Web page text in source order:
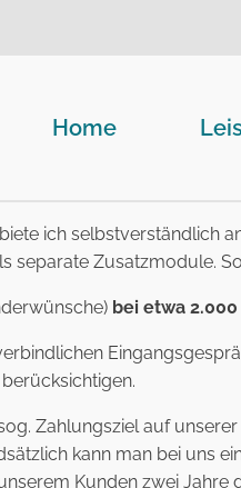
Home
ich selbstverständlich
separate Zusatzmodule.
bei etwa
Zahlungsziel auf
kann man bei uns
Kunden zwei